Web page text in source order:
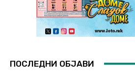
ПОСЛЕДНИ ОБЈАВИ